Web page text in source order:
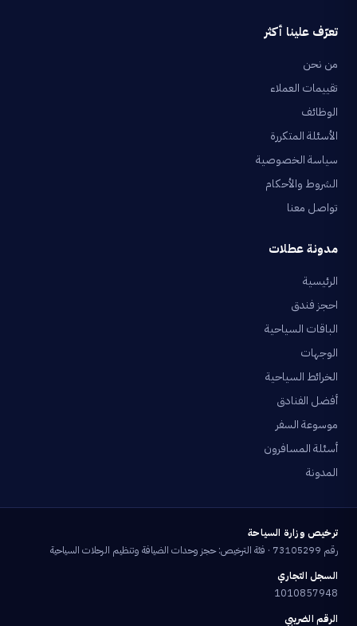
تعرّف علينا أكثر
من نحن
تقييمات العملاء
الوظائف
الأسئلة المتكررة
سياسة الخصوصية
الشروط والأحكام
تواصل معنا
مدونة عطلات
الرئيسية
احجز فندق
الباقات السياحية
الوجهات
الخرائط السياحية
أفضل الفنادق
موسوعة السفر
أسئلة المسافرون
المدونة
ترخيص وزارة السياحة
رقم 73105299 · فئة الترخيص: حجز وحدات الضيافة وتنظيم الرحلات السياحية
السجل التجاري
1010857948
الرقم الضريبي